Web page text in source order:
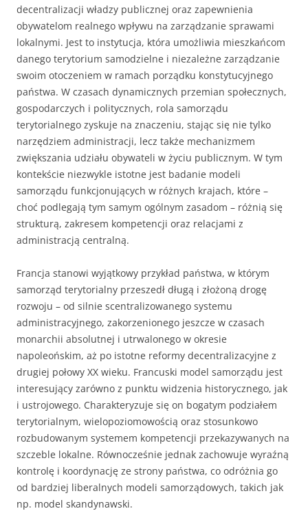
decentralizacji władzy publicznej oraz zapewnienia
obywatelom realnego wpływu na zarządzanie sprawami
lokalnymi. Jest to instytucja, która umożliwia mieszkańcom
danego terytorium samodzielne i niezależne zarządzanie
swoim otoczeniem w ramach porządku konstytucyjnego
państwa. W czasach dynamicznych przemian społecznych,
gospodarczych i politycznych, rola samorządu
terytorialnego zyskuje na znaczeniu, stając się nie tylko
narzędziem administracji, lecz także mechanizmem
zwiększania udziału obywateli w życiu publicznym. W tym
kontekście niezwykle istotne jest badanie modeli
samorządu funkcjonujących w różnych krajach, które –
choć podlegają tym samym ogólnym zasadom – różnią się
strukturą, zakresem kompetencji oraz relacjami z
administracją centralną.
Francja stanowi wyjątkowy przykład państwa, w którym
samorząd terytorialny przeszedł długą i złożoną drogę
rozwoju – od silnie scentralizowanego systemu
administracyjnego, zakorzenionego jeszcze w czasach
monarchii absolutnej i utrwalonego w okresie
napoleońskim, aż po istotne reformy decentralizacyjne z
drugiej połowy XX wieku. Francuski model samorządu jest
interesujący zarówno z punktu widzenia historycznego, jak
i ustrojowego. Charakteryzuje się on bogatym podziałem
terytorialnym, wielopoziomowością oraz stosunkowo
rozbudowanym systemem kompetencji przekazywanych na
szczeble lokalne. Równocześnie jednak zachowuje wyraźną
kontrolę i koordynację ze strony państwa, co odróżnia go
od bardziej liberalnych modeli samorządowych, takich jak
np. model skandynawski.